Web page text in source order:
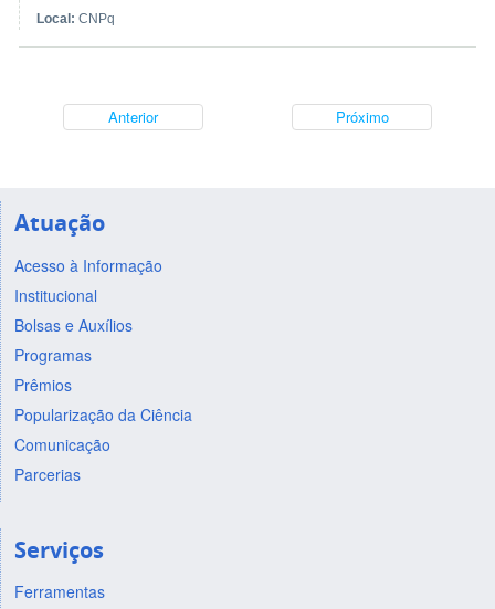
Local: CNPq
Anterior Próximo
Atuação
Acesso à Informação
Institucional
Bolsas e Auxílios
Programas
Prêmios
Popularização da Ciência
Comunicação
Parcerias
Serviços
Ferramentas